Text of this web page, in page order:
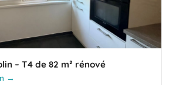
– T4 de 82 m² rénové
→